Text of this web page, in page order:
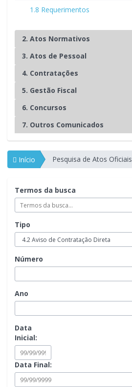
1.8 Requerimentos
2. Atos Normativos
3. Atos de Pessoal
4. Contratações
5. Gestão Fiscal
6. Concursos
7. Outros Comunicados
Início Pesquisa de Atos Oficiais
Termos da busca
Tipo
Número
Ano
Data
Inicial:
Data Final: